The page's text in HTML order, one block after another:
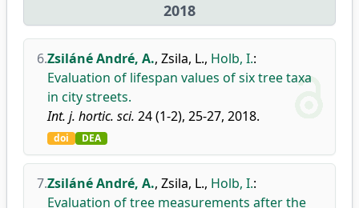
2018
6.Zsiláné André, A., Zsila, L., Holb, I.:
Evaluation of lifespan values of six tree taxa
in city streets.
Int. j. hortic. sci. 24 (1-2), 25-27, 2018.
doi DEA
7.Zsiláné André, A., Zsila, L., Holb, I.:
Evaluation of tree measurements after the